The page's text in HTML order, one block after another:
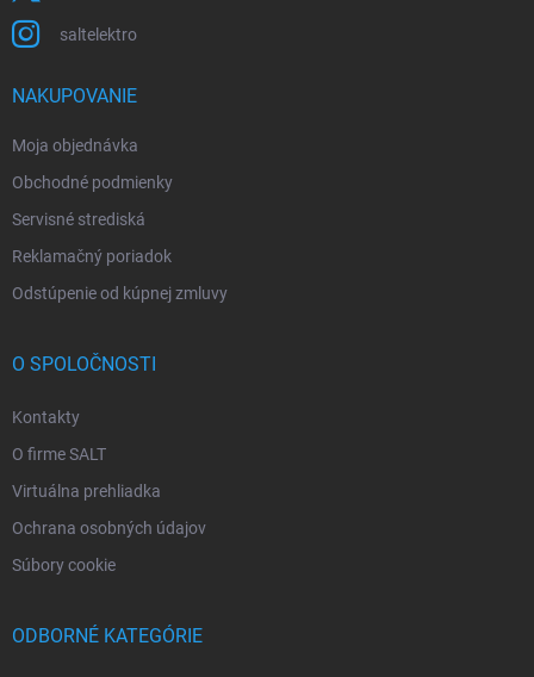
saltelektro
NAKUPOVANIE
Moja objednávka
Obchodné podmienky
Servisné strediská
Reklamačný poriadok
Odstúpenie od kúpnej zmluvy
O SPOLOČNOSTI
Kontakty
O firme SALT
Virtuálna prehliadka
Ochrana osobných údajov
Súbory cookie
ODBORNÉ KATEGÓRIE